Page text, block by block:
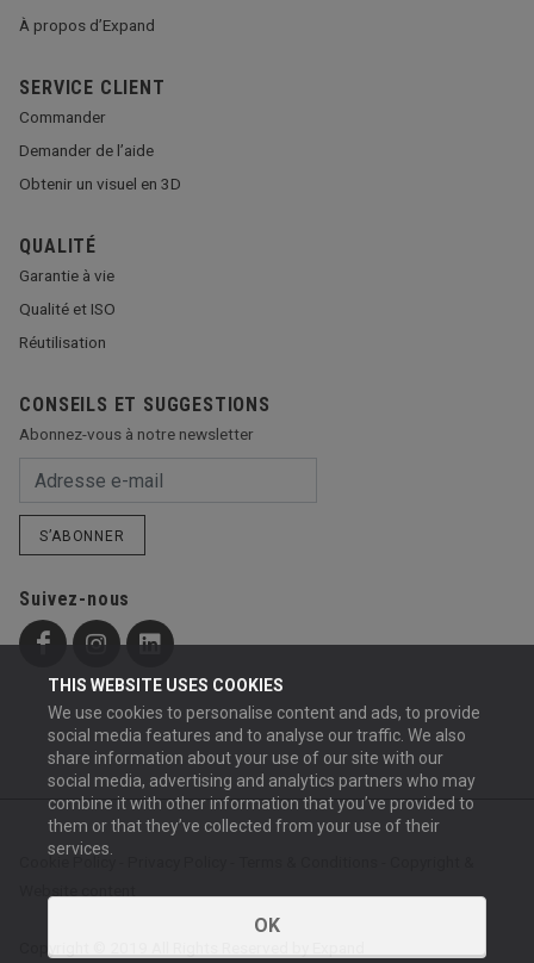
THIS WEBSITE USES COOKIES
We use cookies to personalise content and ads, to provide
social media features and to analyse our traffic. We also
share information about your use of our site with our
social media, advertising and analytics partners who may
combine it with other information that you’ve provided to
them or that they’ve collected from your use of their
services.
OK
À propos d’Expand
SERVICE CLIENT
Commander
Demander de l’aide
Obtenir un visuel en 3D
QUALITÉ
Garantie à vie
Qualité et ISO
Réutilisation
CONSEILS ET SUGGESTIONS
Abonnez-vous à notre newsletter
S’ABONNER
Suivez-nous